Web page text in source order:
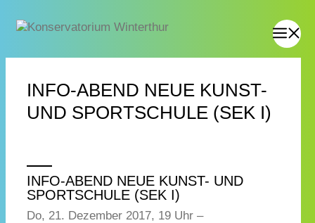
INFO-ABEND NEUE KUNST-
UND SPORTSCHULE (SEK I)
INFO-ABEND NEUE KUNST- UND
SPORTSCHULE (SEK I)
Do, 21. Dezember 2017, 19 Uhr –